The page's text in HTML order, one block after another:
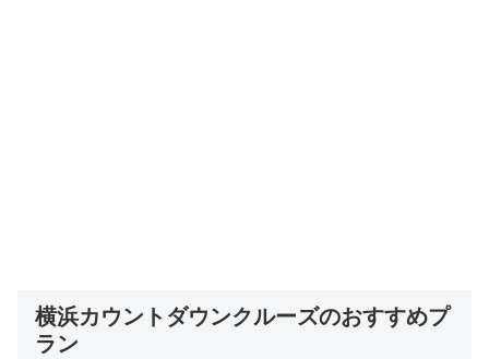
横浜カウントダウンクルーズのおすすめプ
ラン